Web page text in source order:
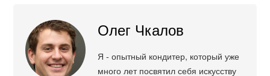
Олег Чкалов
Я - опытный кондитер, который уже
много лет посвятил себя искусству